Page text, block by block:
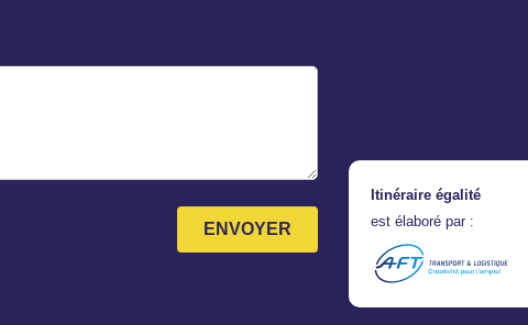
ENVOYER
Itinéraire égalité
est élaboré par :